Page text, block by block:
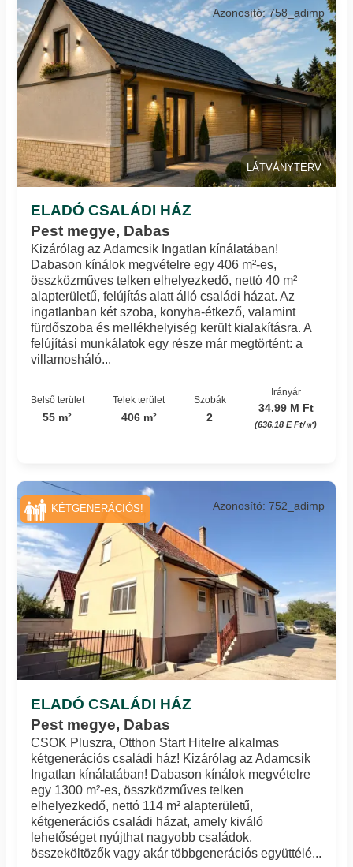
LÁTVÁNYTERV
ELADÓ CSALÁDI HÁZ
Pest megye, Dabas
Azonosító: 758_adimp
Kizárólag az Adamcsik Ingatlan kínálatában!
Dabason kínálok megvételre egy 406 m²-es,
összközműves telken elhelyezkedő, nettó 40 m²
alapterületű, felújítás alatt álló családi házat. Az
ingatlanban két szoba, konyha-étkező, valamint
fürdőszoba és mellékhelyiség került kialakításra. A
felújítási munkálatok egy része már megtörtént: a
villamosháló...
Belső terület
55 m²
Telek terület
406 m²
Szobák
2
Irányár
34.99 M Ft
(636.18 E Ft/㎡)
ELADÓ CSALÁDI HÁZ
Pest megye, Dabas
Azonosító: 752_adimp
CSOK Pluszra, Otthon Start Hitelre alkalmas
kétgenerációs családi ház! Kizárólag az Adamcsik
Ingatlan kínálatában! Dabason kínálok megvételre
egy 1300 m²-es, összközműves telken
elhelyezkedő, nettó 114 m² alapterületű,
kétgenerációs családi házat, amely kiváló
lehetőséget nyújthat nagyobb családok,
összeköltözők vagy akár többgenerációs együttélé...
KÉTGENERÁCIÓS!